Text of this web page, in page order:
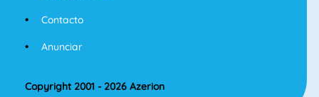
Contacto
Anunciar
Copyright 2001 - 2026 Azerion